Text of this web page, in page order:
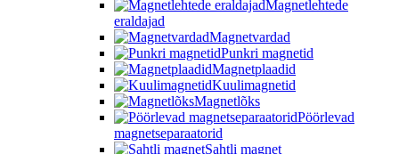
Magnetlehtede
eraldajad
Magnetvardad
Punkri magnetid
Magnetplaadid
Kuulimagnetid
Magnetlõks
Pöörlevad
magnetseparaatorid
Sahtli magnet